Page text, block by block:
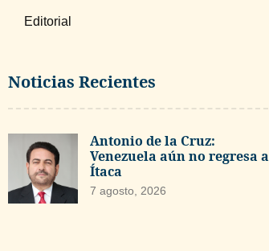
Editorial
Noticias Recientes
Antonio de la Cruz:
Venezuela aún no regresa a
Ítaca
7 agosto, 2026